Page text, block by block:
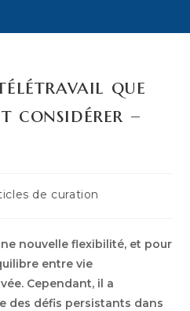
que
considérer –
de curation
nouvelle flexibilité, et pour
entre vie
Cependant, il a
des défis persistants dans